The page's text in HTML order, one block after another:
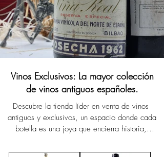
Vinos Exclusivos: La mayor colección
de vinos antiguos españoles.
Descubre la tienda líder en venta de vinos
antiguos y exclusivos, un espacio donde cada
botella es una joya que encierra historia,
25 años de experiencia, ponemos a tu